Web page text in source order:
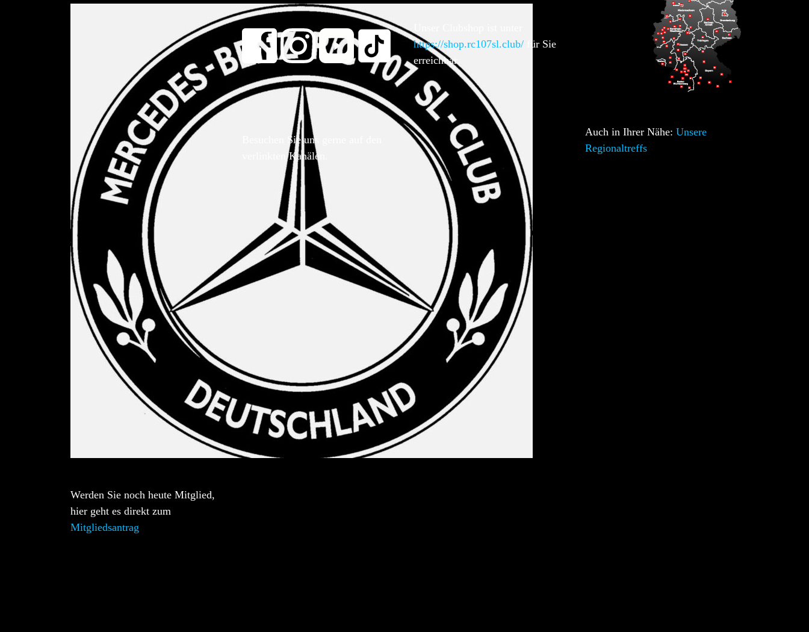
Werden Sie noch heute Mitglied,
hier geht es direkt zum
Mitgliedsantrag
Besuchen Sie uns gerne auf den
verlinkten Kanälen.
https://shop.rc107sl.club/ für Sie
erreichbar.
Auch in Ihrer Nähe: Unsere
Regionaltreffs